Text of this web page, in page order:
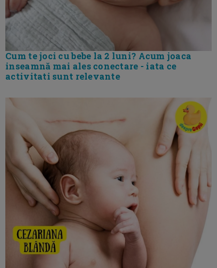
Cum te joci cu bebe la 2 luni? Acum joaca
inseamnă mai ales conectare - iata ce
activitati sunt relevante